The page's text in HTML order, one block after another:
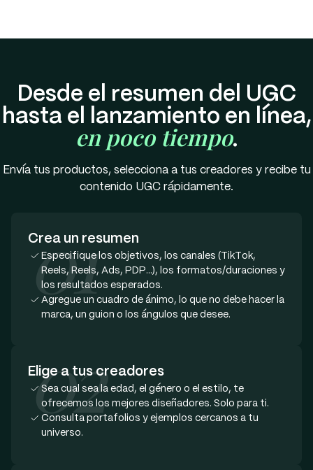
Desde el resumen del UGC
hasta el lanzamiento en línea,
en poco tiempo.
Envía tus productos, selecciona a tus creadores y recibe tu
contenido UGC rápidamente.
Crea un resumen
Especifique los objetivos, los canales (TikTok,
Reels, Reels, Ads, PDP...), los formatos/duraciones y
los resultados esperados.
Agregue un cuadro de ánimo, lo que no debe hacer la
marca, un guion o los ángulos que desee.
01
Elige a tus creadores
Sea cual sea la edad, el género o el estilo, te
ofrecemos los mejores diseñadores. Solo para ti.
Consulta portafolios y ejemplos cercanos a tu
universo.
02